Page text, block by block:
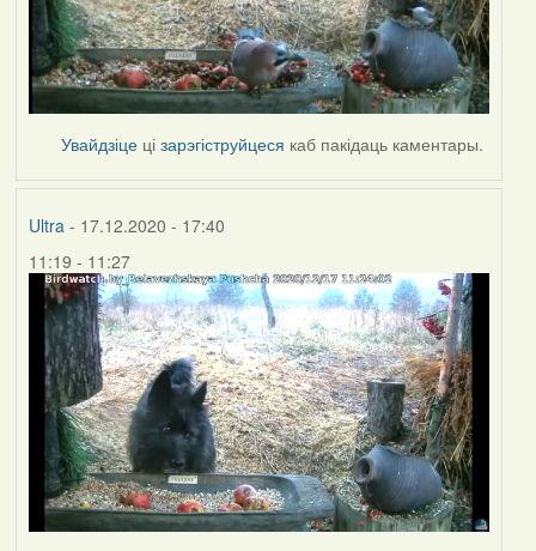
Увайдзіце цізарэгіструйцеся каб пакідаць каментары.
Ultra - 17.12.2020 - 17:40
11:19 - 11:27